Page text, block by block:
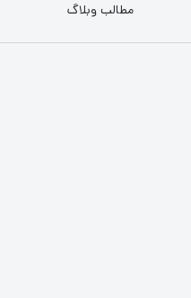
مناسب ثبت می‌کنند.
مطالب وبلاگ